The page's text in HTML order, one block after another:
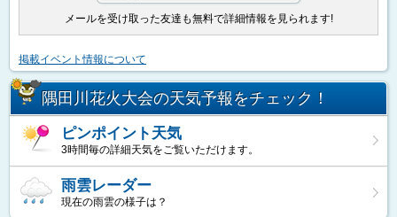
メールを受け取った友達も無料で詳細情報を見られます!
掲載イベント情報について
隅田川花火大会の天気予報をチェック！
ピンポイント天気
3時間毎の詳細天気をご覧いただけます。
雨雲レーダー
現在の雨雲の様子は？